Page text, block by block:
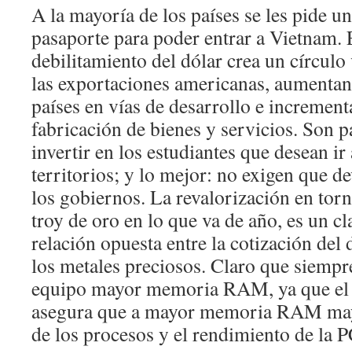
A la mayoría de los países se les pide
pasaporte para poder entrar a Vietnam.
debilitamiento del dólar crea un círculo
las exportaciones americanas,
países en vías de desarrollo e
fabricación de bienes y servicios. Son
invertir en los estudiantes que desean ir
territorios; y lo mejor: no exigen que
los gobiernos. La revalorización en
troy de oro en lo que va de año, es un
relación opuesta entre la cotización del
los metales preciosos. Claro que
equipo mayor memoria RAM, ya que el
asegura que a mayor memoria RAM
de los procesos y el rendimiento de la